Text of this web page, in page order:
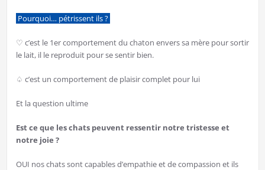
Pourquoi… pétrissent ils ?
♡ c’est le 1er comportement du chaton envers sa mère pour sortir
le lait, il le reproduit pour se sentir bien.
♤ c’est un comportement de plaisir complet pour lui
Et la question ultime
Est ce que les chats peuvent ressentir notre tristesse et
notre joie ?
OUI nos chats sont capables d’empathie et de compassion et ils